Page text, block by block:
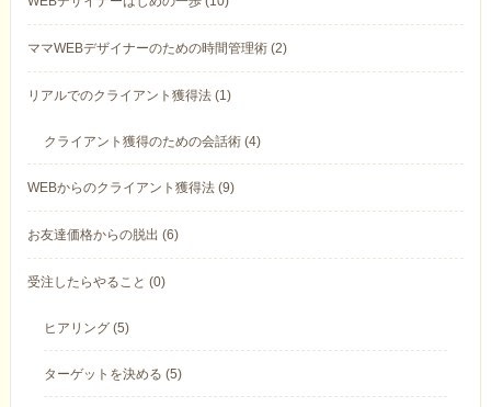
ママWEBデザイナーのための時間管理術 (2)
リアルでのクライアント獲得法 (1)
クライアント獲得のための会話術 (4)
WEBからのクライアント獲得法 (9)
お友達価格からの脱出 (6)
受注したらやること (0)
ヒアリング (5)
ターゲットを決める (5)